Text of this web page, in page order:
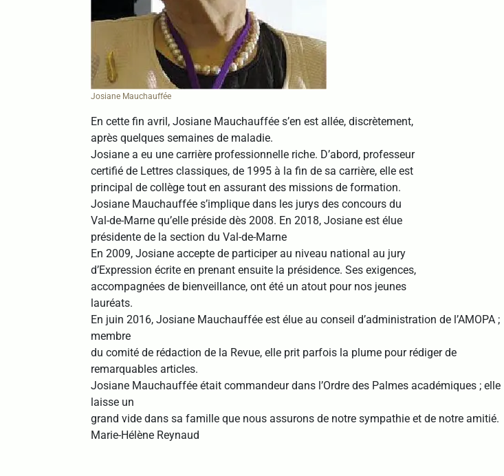
Josiane Mauchauffée
En cette fin avril, Josiane Mauchauffée s’en est allée, discrètement,
après quelques semaines de maladie.
Josiane a eu une carrière professionnelle riche. D’abord, professeur
certifié de Lettres classiques, de 1995 à la fin de sa carrière, elle est
principal de collège tout en assurant des missions de formation.
Josiane Mauchauffée s’implique dans les jurys des concours du
Val-de-Marne qu’elle préside dès 2008. En 2018, Josiane est élue
présidente de la section du Val-de-Marne
En 2009, Josiane accepte de participer au niveau national au jury
d’Expression écrite en prenant ensuite la présidence. Ses exigences,
accompagnées de bienveillance, ont été un atout pour nos jeunes
lauréats.
En juin 2016, Josiane Mauchauffée est élue au conseil d’administration de l’AMOPA ;
membre
du comité de rédaction de la Revue, elle prit parfois la plume pour rédiger de
remarquables articles.
Josiane Mauchauffée était commandeur dans l’Ordre des Palmes académiques ; elle
laisse un
grand vide dans sa famille que nous assurons de notre sympathie et de notre amitié.
Marie-Hélène Reynaud